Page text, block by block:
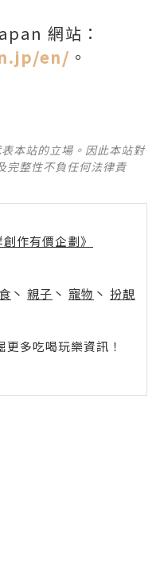
網站：
en/ 。
本站的立場。因此本站對
完整性不負任何法律責
作有價企劃》
丶 親子 丶 寵物 丶 扮靚
多吃喝玩樂資訊！